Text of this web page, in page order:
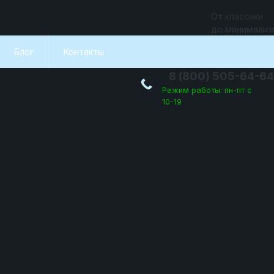
От классики
до
Блог Контакты
8 (800) 505-64-64
Режим работы: пн-пт с
10-19